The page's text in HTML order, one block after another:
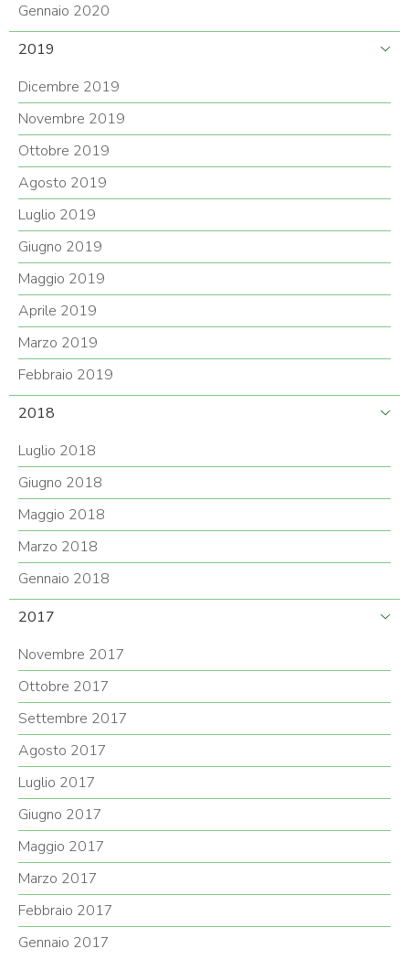
Gennaio 2020
2019
Dicembre 2019
Novembre 2019
Ottobre 2019
Agosto 2019
Luglio 2019
Giugno 2019
Maggio 2019
Aprile 2019
Marzo 2019
Febbraio 2019
2018
Luglio 2018
Giugno 2018
Maggio 2018
Marzo 2018
Gennaio 2018
2017
Novembre 2017
Ottobre 2017
Settembre 2017
Agosto 2017
Luglio 2017
Giugno 2017
Maggio 2017
Marzo 2017
Febbraio 2017
Gennaio 2017